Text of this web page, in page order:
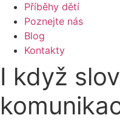
Příběhy dětí
Poznejte nás
Blog
Kontakty
I když